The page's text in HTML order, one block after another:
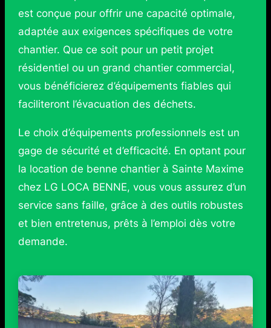
est conçue pour offrir une capacité optimale,
adaptée aux exigences spécifiques de votre
chantier. Que ce soit pour un petit projet
résidentiel ou un grand chantier commercial,
vous bénéficierez d’équipements fiables qui
faciliteront l’évacuation des déchets.
Le choix d’équipements professionnels est un
gage de sécurité et d’efficacité. En optant pour
la location de benne chantier à Sainte Maxime
chez LG LOCA BENNE, vous vous assurez d’un
service sans faille, grâce à des outils robustes
et bien entretenus, prêts à l’emploi dès votre
demande.